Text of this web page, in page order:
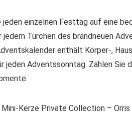
einzelnen Festtag auf eine
jedem Türchen des brandneuen
enthält Körper-,
jeden Adventssonntag. Zählen Sie
Kerze Private Collection –